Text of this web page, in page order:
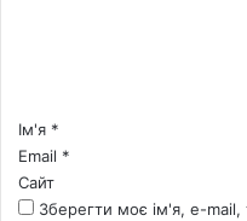
*Ім'я *
Email *
Сайт
Зберегти моє ім'я, e-mail,